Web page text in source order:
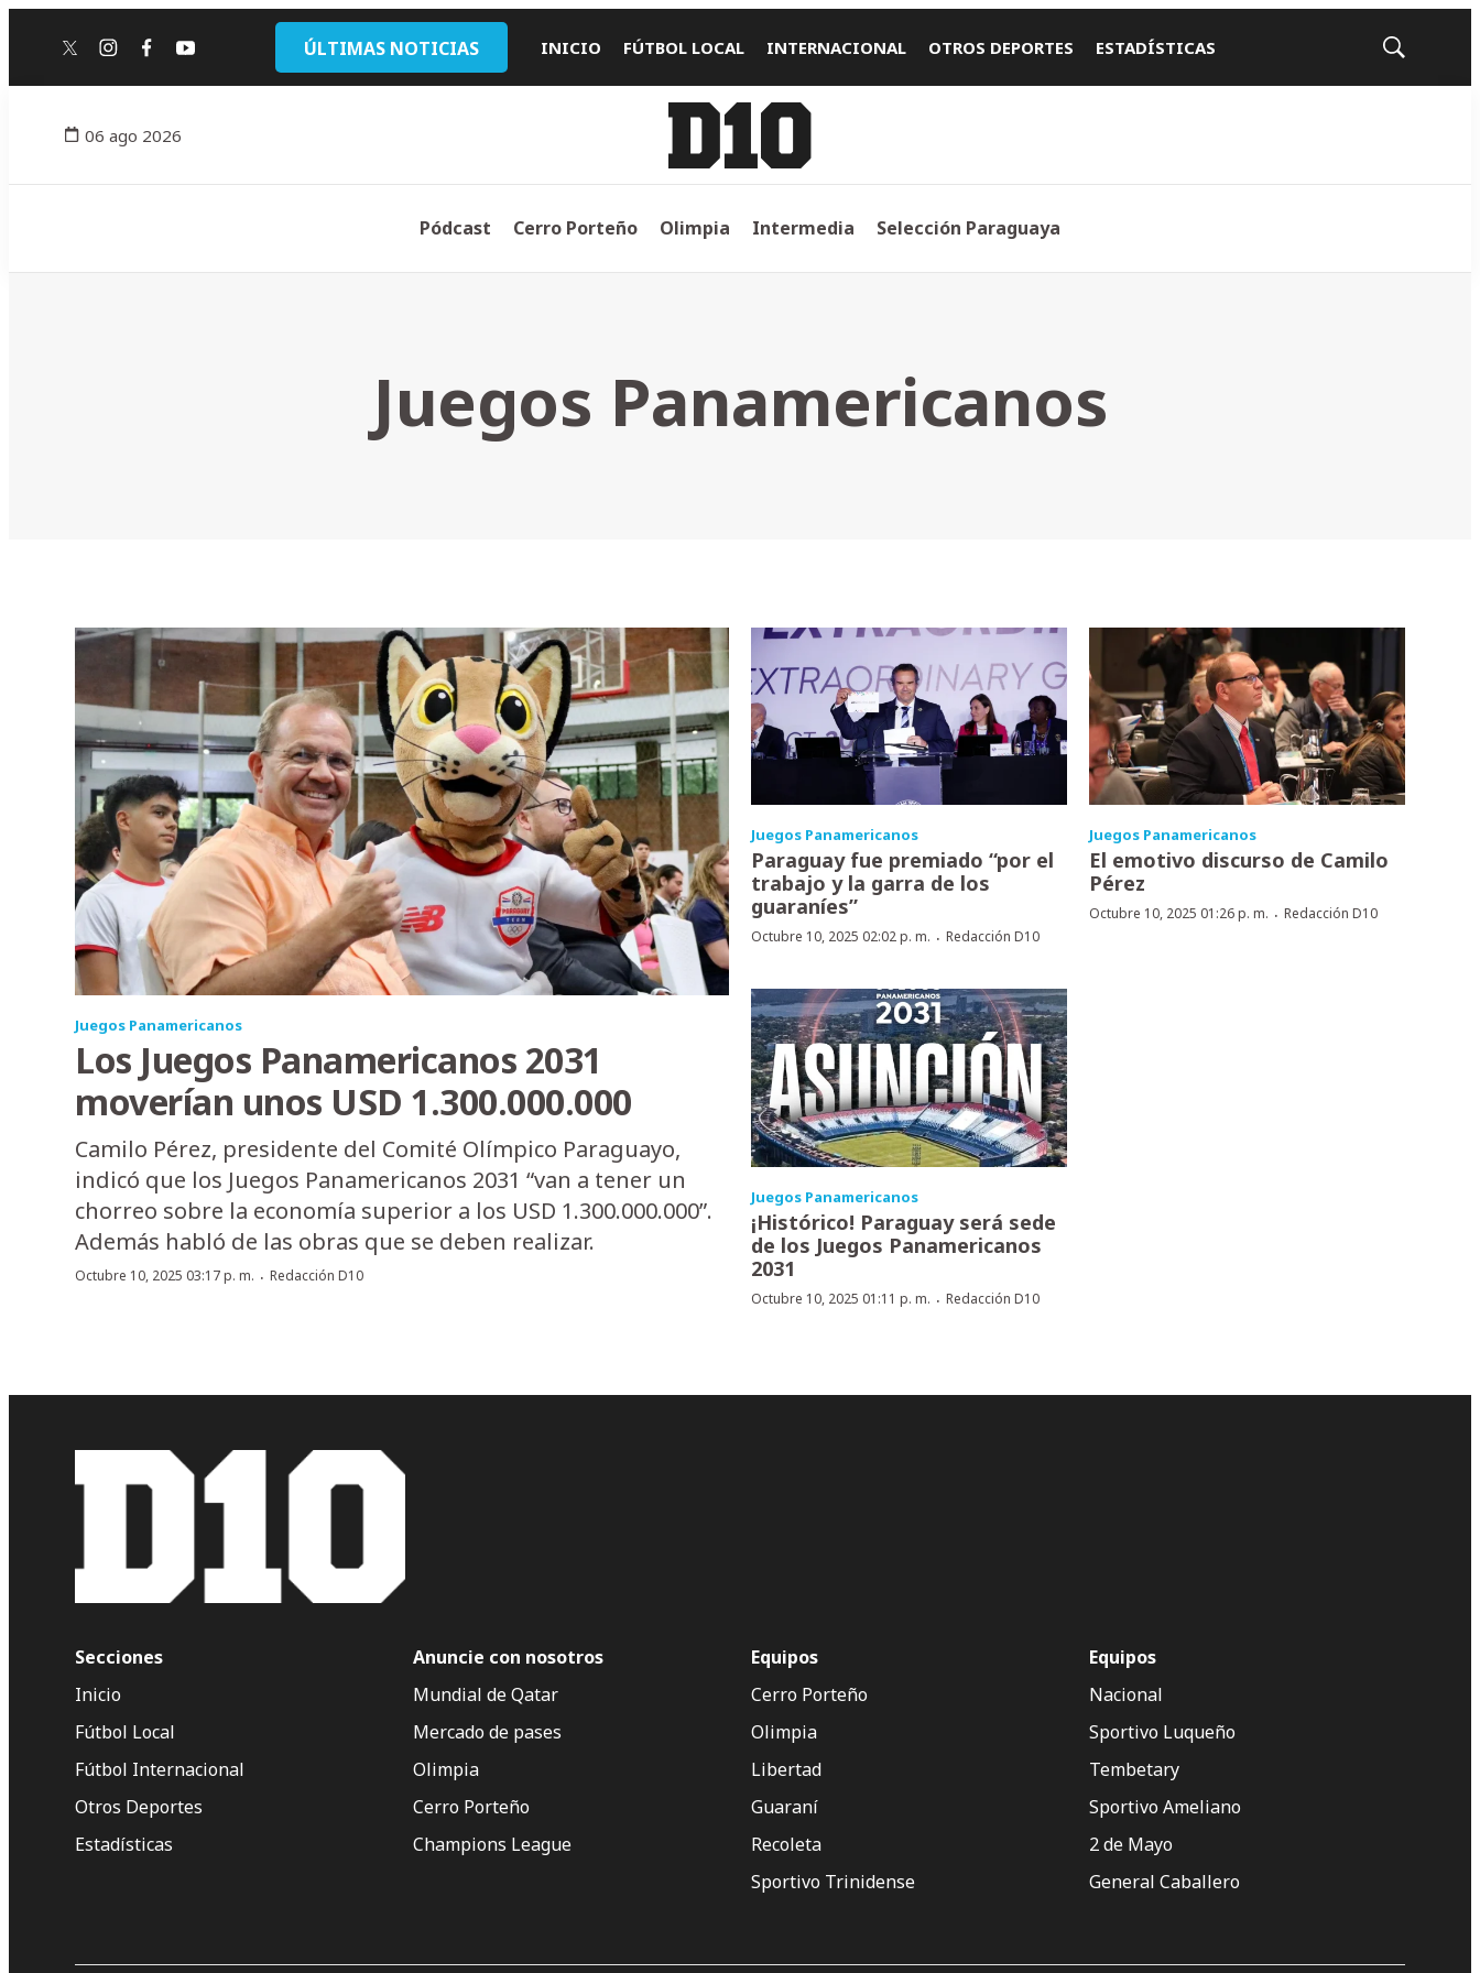
twitterinstagram
facebook
youtube ÚLTIMAS NOTICIAS INICIO FÚTBOL LOCAL INTERNACIONAL OTROS DEPORTES ESTADÍSTICAS
Mostrar
06 ago 2026
Pódcast Cerro Porteño Olimpia Intermedia Selección Paraguaya
Juegos Panamericanos
Juegos Panamericanos
Los Juegos Panamericanos 2031
moverían unos USD 1.300.000.000
Camilo Pérez, presidente del Comité Olímpico Paraguayo,
indicó que los Juegos Panamericanos 2031 “van a tener un
chorreo sobre la economía superior a los USD 1.300.000.000”.
Además habló de las obras que se deben realizar.
Octubre 10, 2025 03:17 p. m. · Redacción D10
Juegos Panamericanos
Paraguay fue premiado “por el
trabajo y la garra de los
guaraníes”
Octubre 10, 2025 02:02 p. m. · Redacción D10
Juegos Panamericanos
El emotivo discurso de Camilo
Pérez
Octubre 10, 2025 01:26 p. m. · Redacción D10
Juegos Panamericanos
¡Histórico! Paraguay será sede
de los Juegos Panamericanos
2031
Octubre 10, 2025 01:11 p. m. · Redacción D10
Secciones
Inicio
Fútbol Local
Fútbol Internacional
Otros Deportes
Estadísticas
Anuncie con nosotros
Mundial de Qatar
Mercado de pases
Olimpia
Cerro Porteño
Champions League
Equipos
Cerro Porteño
Olimpia
Libertad
Guaraní
Recoleta
Sportivo Trinidense
Equipos
Nacional
Sportivo Luqueño
Tembetary
Sportivo Ameliano
2 de Mayo
General Caballero